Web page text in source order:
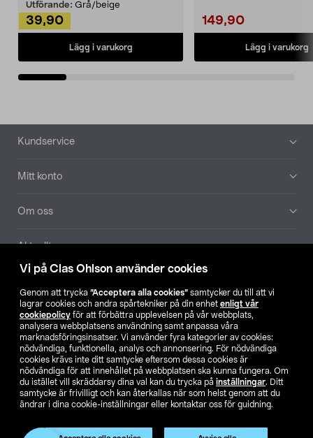
Vi på Clas Ohlson använder cookies
Genom att trycka ”Acceptera alla cookies” samtycker du till att vi
lagrar cookies och andra spårtekniker på din enhet enligt vår
cookiepolicy för att förbättra upplevelsen på vår webbplats,
analysera webbplatsens användning samt anpassa våra
marknadsföringsinsatser. Vi använder fyra kategorier av cookies:
nödvändiga, funktionella, analys och annonsering. För nödvändiga
cookies krävs inte ditt samtycke eftersom dessa cookies är
nödvändiga för att innehållet på webbplatsen ska kunna fungera. Om
du istället vill skräddarsy dina val kan du trycka på inställningar. Ditt
samtycke är frivilligt och kan återkallas när som helst genom att du
ändrar i dina cookie-inställningar eller kontaktar oss för guidning.
Utförande: Grå/beige
39,90
Lägg i varukorg
149,90
Lägg i varukorg
Sidfot
Kundservice
Mitt konto
Om oss
Aktuellt
Hitta butik
SE NO FI